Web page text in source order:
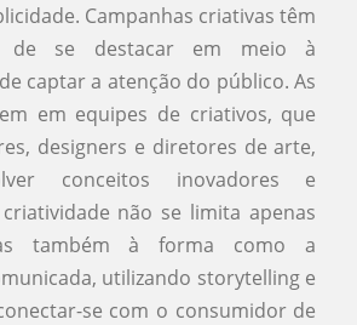
Campanhas criativas têm
de se destacar em meio à
captar a atenção do público. As
em equipes de criativos, que
designers e diretores de arte,
conceitos inovadores e
não se limita apenas
também à forma como a
utilizando storytelling e
se com o consumidor de